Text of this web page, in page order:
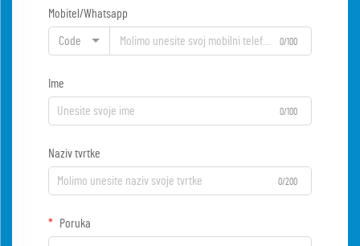
Mobitel/Whatsapp
Code 0/100
Ime
0/100
Naziv tvrtke
0/200
Poruka